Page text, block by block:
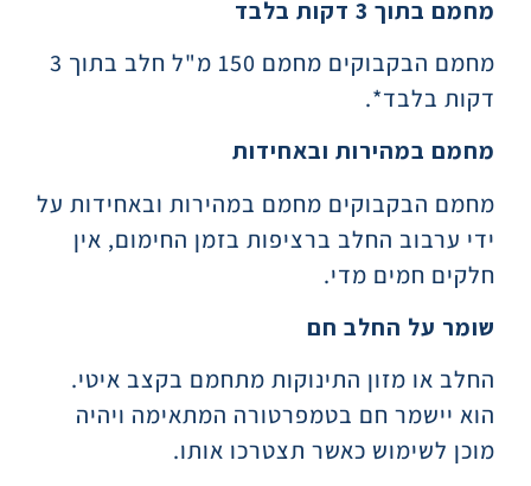
מחמם בתוך 3 דקות בלבד
מחמם הבקבוקים מחמם 150 מ"ל חלב בתוך 3
דקות בלבד*.
מחמם במהירות ובאחידות
מחמם הבקבוקים מחמם במהירות ובאחידות על
ידי ערבוב החלב ברציפות בזמן החימום, אין
חלקים חמים מדי.
שומר על החלב חם
החלב או מזון התינוקות מתחמם בקצב איטי.
הוא יישמר חם בטמפרטורה המתאימה ויהיה
מוכן לשימוש כאשר תצטרכו אותו.